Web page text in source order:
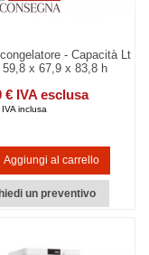
- Capacità Lt
59,8 x 67,9 x 83,8 h
€ IVA esclusa
inclusa
Aggiungi al carrello
un preventivo